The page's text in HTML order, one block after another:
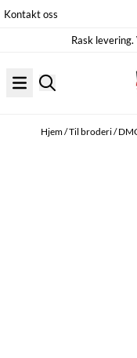
Hopp til innhold
Kontakt oss
Rask
Hjem/Til broderi/